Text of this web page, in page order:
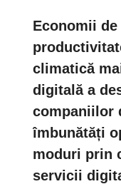
Economii
climatică
digitală a
companiilor
îmbunătăți
moduri prin
servicii